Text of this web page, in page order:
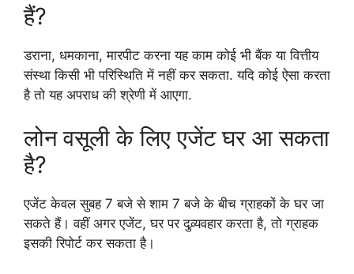
हैं?
डराना, धमकाना, मारपीट करना यह काम कोई भी बैंक या वित्तीय
संस्था किसी भी परिस्थिति में नहीं कर सकता. यदि कोई ऐसा करता
है तो यह अपराध की श्रेणी में आएगा.
लोन वसूली के लिए एजेंट घर आ सकता
है?
एजेंट केवल सुबह 7 बजे से शाम 7 बजे के बीच ग्राहकों के घर जा
सकते हैं। वहीं अगर एजेंट, घर पर दुव्र्यवहार करता है, तो ग्राहक
इसकी रिपोर्ट कर सकता है।